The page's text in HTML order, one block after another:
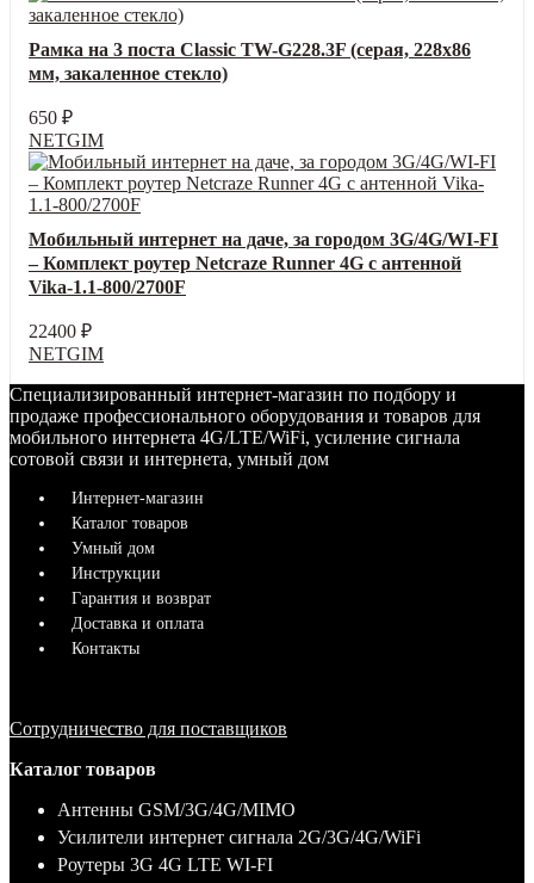
Рамка на 3 поста Classic TW-G228.3F (серая, 228х86
мм, закаленное стекло)
650 ₽
NETGIM
Мобильный интернет на даче, за городом 3G/4G/WI-FI
– Комплект роутер Netcraze Runner 4G с антенной
Vika-1.1-800/2700F
22400 ₽
NETGIM
Специализированный интернет-магазин по подбору и
продаже профессионального оборудования и товаров для
мобильного интернета 4G/LTE/WiFi, усиление сигнала
сотовой связи и интернета, умный дом
Интернет-магазин
Каталог товаров
Умный дом
Инструкции
Гарантия и возврат
Доставка и оплата
Контакты
Сотрудничество для поставщиков
Каталог товаров
Антенны GSM/3G/4G/MIMO
Усилители интернет сигнала 2G/3G/4G/WiFi
Роутеры 3G 4G LTE WI-FI